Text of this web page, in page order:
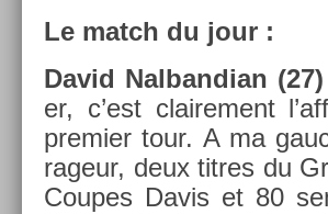
Le match du jour :
David Nal­bandian
er, c’est claire­ment
pre­mi­er tour. A ma
rageur, deux tit­res du
Co­upes Davis et 80